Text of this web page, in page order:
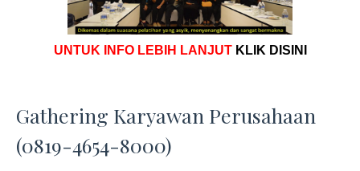
UNTUK INFO LEBIH LANJUT KLIK DISINI
Gathering Karyawan Perusahaan
(0819-4654-8000)